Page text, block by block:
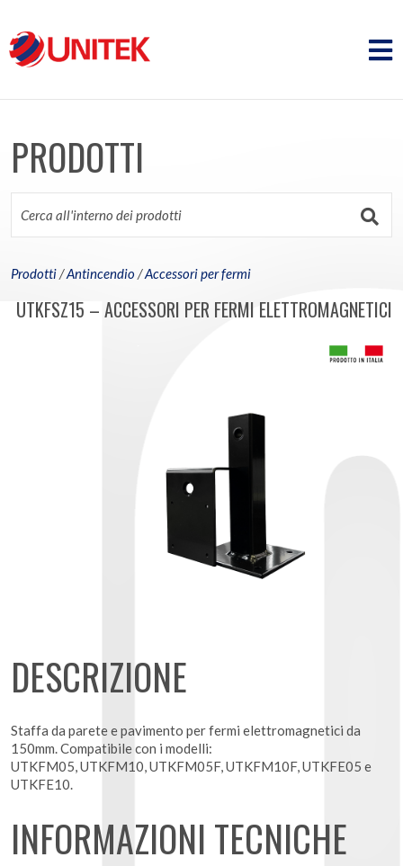
PRODOTTI
Prodotti/Antincendio/Accessori per fermi
UTKFSZ15 – ACCESSORI PER FERMI ELETTROMAGNETICI
DESCRIZIONE
Staffa da parete e pavimento per fermi elettromagnetici da
150mm. Compatibile con i modelli:
UTKFM05, UTKFM10, UTKFM05F, UTKFM10F, UTKFE05 e
UTKFE10.
INFORMAZIONI TECNICHE